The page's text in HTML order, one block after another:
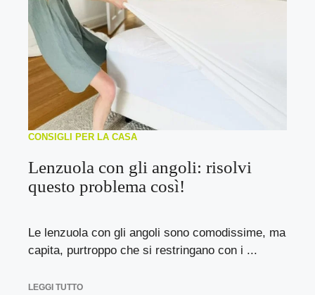
CONSIGLI PER LA CASA
Lenzuola con gli angoli: risolvi
questo problema così!
Le lenzuola con gli angoli sono comodissime, ma
capita, purtroppo che si restringano con i ...
LEGGI TUTTO